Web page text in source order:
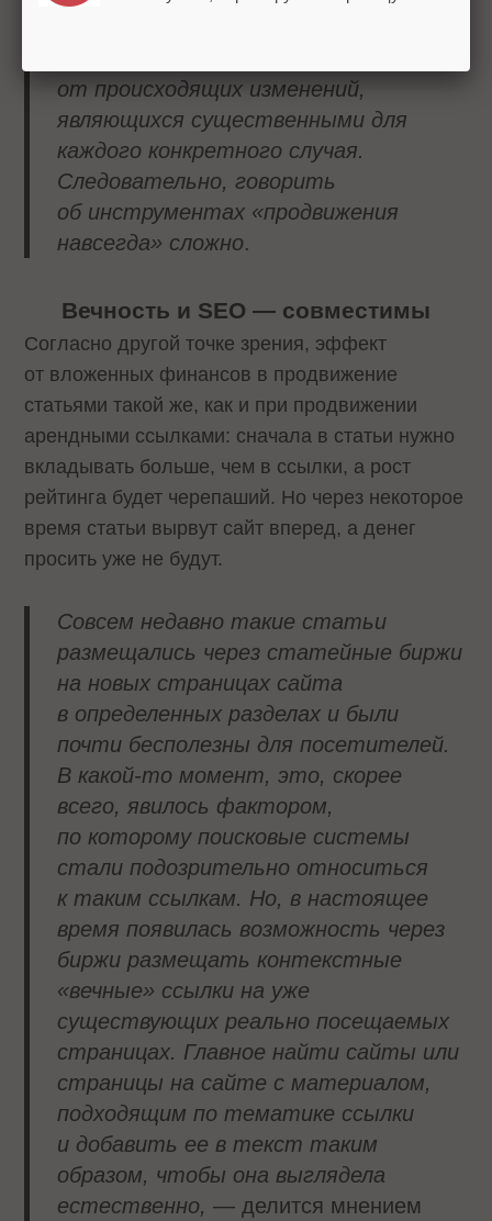
от происходящих изменений,
являющихся существенными для
каждого конкретного случая.
Следовательно, говорить
об инструментах «продвижения
навсегда» сложно.
Вечность и SEO — совместимы
Согласно другой точке зрения, эффект
от вложенных финансов в продвижение
статьями такой же, как и при продвижении
арендными ссылками: сначала в статьи нужно
вкладывать больше, чем в ссылки, а рост
рейтинга будет черепаший. Но через некоторое
время статьи вырвут сайт вперед, а денег
просить уже не будут.
Совсем недавно такие статьи
размещались через статейные биржи
на новых страницах сайта
в определенных разделах и были
почти бесполезны для посетителей.
В какой-то момент, это, скорее
всего, явилось фактором,
по которому поисковые системы
стали подозрительно относиться
к таким ссылкам. Но, в настоящее
время появилась возможность через
биржи размещать контекстные
«вечные» ссылки на уже
существующих реально посещаемых
страницах. Главное найти сайты или
страницы на сайте с материалом,
подходящим по тематике ссылки
и добавить ее в текст таким
образом, чтобы она выглядела
естественно, — делится мнением